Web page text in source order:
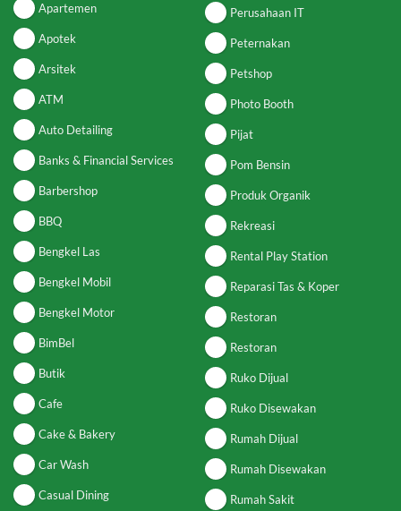
Apartemen
Apotek
Arsitek
ATM
Auto Detailing
Banks & Financial Services
Barbershop
BBQ
Bengkel Las
Bengkel Mobil
Bengkel Motor
BimBel
Butik
Cafe
Cake & Bakery
Car Wash
Casual Dining
Perusahaan IT
Peternakan
Petshop
Photo Booth
Pijat
Pom Bensin
Produk Organik
Rekreasi
Rental Play Station
Reparasi Tas & Koper
Restoran
Restoran
Ruko Dijual
Ruko Disewakan
Rumah Dijual
Rumah Disewakan
Rumah Sakit